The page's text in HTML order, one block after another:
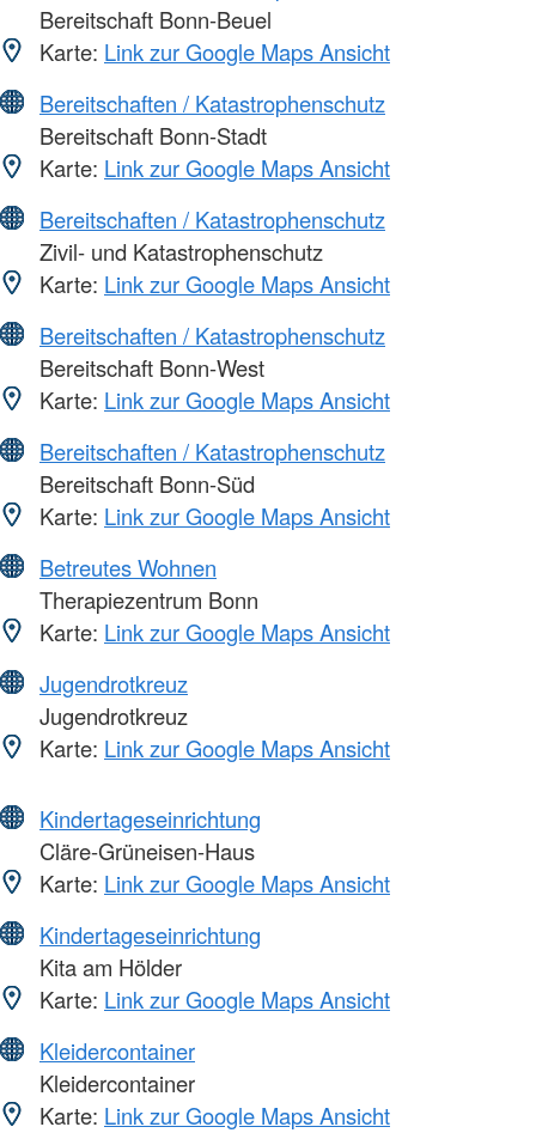
Bereitschaft Bonn-Beuel
Karte: Link zur Google Maps Ansicht
Bereitschaften / Katastrophenschutz
Bereitschaft Bonn-Stadt
Karte: Link zur Google Maps Ansicht
Bereitschaften / Katastrophenschutz
Zivil- und Katastrophenschutz
Karte: Link zur Google Maps Ansicht
Bereitschaften / Katastrophenschutz
Bereitschaft Bonn-West
Karte: Link zur Google Maps Ansicht
Bereitschaften / Katastrophenschutz
Bereitschaft Bonn-Süd
Karte: Link zur Google Maps Ansicht
Betreutes Wohnen
Therapiezentrum Bonn
Karte: Link zur Google Maps Ansicht
Jugendrotkreuz
Jugendrotkreuz
Karte: Link zur Google Maps Ansicht
Kindertageseinrichtung
Cläre-Grüneisen-Haus
Karte: Link zur Google Maps Ansicht
Kindertageseinrichtung
Kita am Hölder
Karte: Link zur Google Maps Ansicht
Kleidercontainer
Kleidercontainer
Karte: Link zur Google Maps Ansicht